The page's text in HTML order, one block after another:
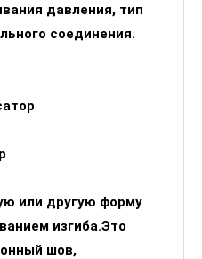
давления, тип
соединения.
или другую форму
изгиба.Это
шов,